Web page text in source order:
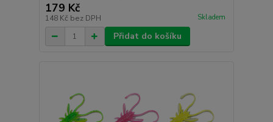
179 Kč
148 Kč bez DPH Skladem
Přidat do košíku